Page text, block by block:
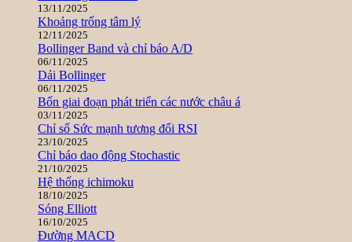
13/11/2025
Khoảng trống tâm lý
12/11/2025
Bollinger Band và chỉ báo A/D
06/11/2025
Dải Bollinger
06/11/2025
Bốn giai đoạn phát triển các nước châu á
03/11/2025
Chỉ số Sức mạnh tương đối RSI
23/10/2025
Chỉ báo dao động Stochastic
21/10/2025
Hệ thống ichimoku
18/10/2025
Sóng Elliott
16/10/2025
Đường MACD